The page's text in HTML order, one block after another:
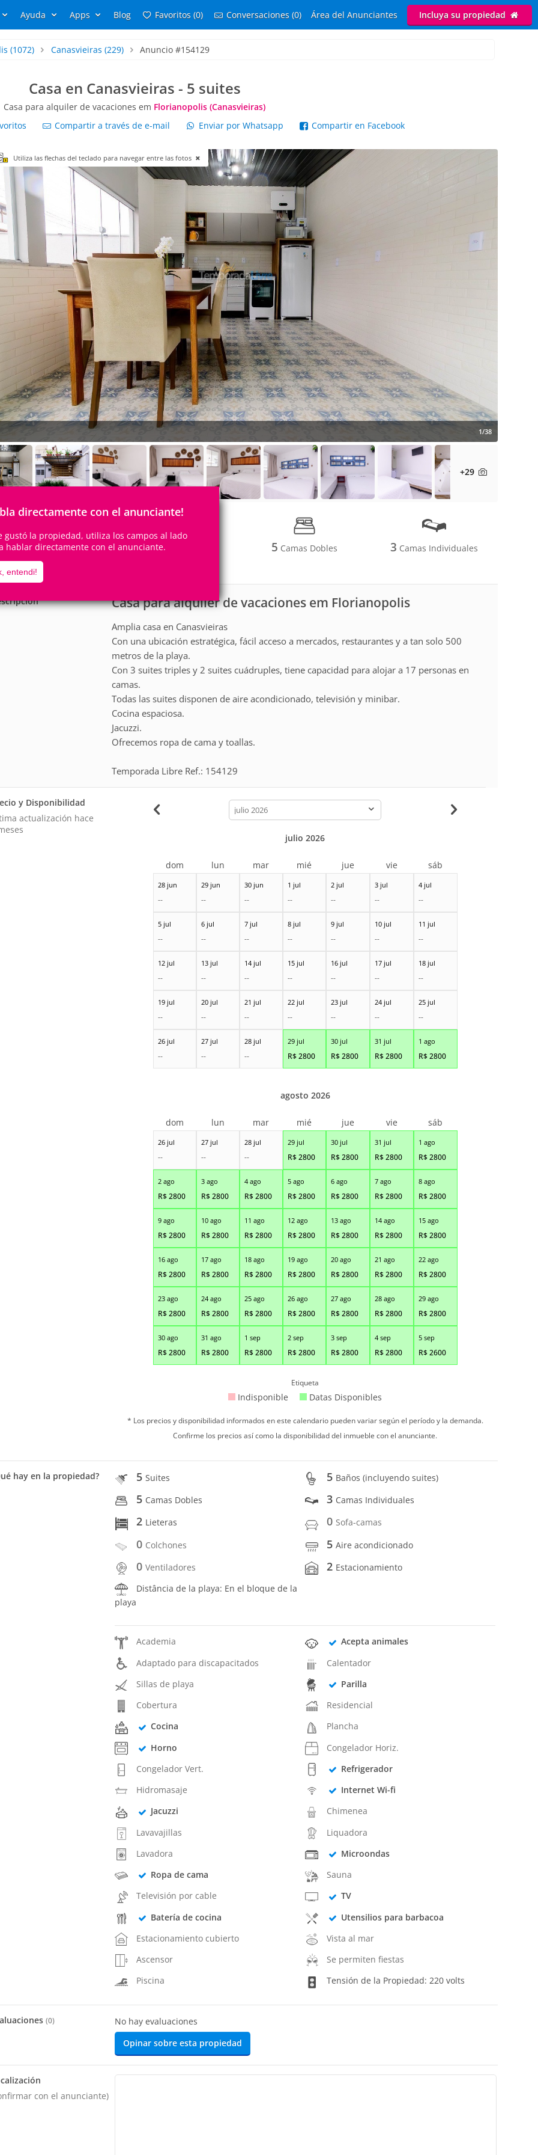
Ayuda Apps Blog Favoritos (0) Conversaciones (0) Área del Anunciantes Incluya su propiedad
(1072) Canasvieiras (229) Anuncio #154129
Casa en Canasvieiras - 5 suites
Casa para alquiler de vacaciones em Florianopolis (Canasvieiras)
Compartir a través de e-mail Enviar por Whatsapp Compartir en Facebook
directamente con el anunciante!
gustó la propiedad, utiliza los campos al lado
hablar directamente con el anunciante.
entendi!
Utiliza las flechas del teclado para navegar entre las fotos
1/38
+29
17Personas 5Cuartos 5 Camas Dobles 3 Camas Individuales
Casa para alquiler de vacaciones em Florianopolis
Amplia casa en Canasvieiras
Con una ubicación estratégica, fácil acceso a mercados, restaurantes y a tan solo 500
metros de la playa.
Con 3 suites triples y 2 suites cuádruples, tiene capacidad para alojar a 17 personas en
camas.
Todas las suites disponen de aire acondicionado, televisión y minibar.
Cocina espaciosa.
Jacuzzi.
Ofrecemos ropa de cama y toallas.
Temporada Libre Ref.: 154129
y Disponibilidad
actualización hace
calendar-
month
28 jun
--
29 jun
--
30 jun
--
1 jul
--
2 jul
--
3 jul
--
4 jul
--
5 jul
--
6 jul
--
7 jul
--
8 jul
--
9 jul
--
10 jul
--
11 jul
--
12 jul
--
13 jul
--
14 jul
--
15 jul
--
16 jul
--
17 jul
--
18 jul
--
19 jul
--
20 jul
--
21 jul
--
22 jul
--
23 jul
--
24 jul
--
25 jul
--
26 jul
--
27 jul
--
28 jul
--
29 jul
R$2800
30 jul
R$2800
31 jul
R$2800
1 ago
R$2800
julio 2026
dom lun mar mié jue vie sáb
26 jul
--
27 jul
--
28 jul
--
29 jul
R$2800
30 jul
R$2800
31 jul
R$2800
1 ago
R$2800
2 ago
R$2800
3 ago
R$2800
4 ago
R$2800
5 ago
R$2800
6 ago
R$2800
7 ago
R$2800
8 ago
R$2800
9 ago
R$2800
10 ago
R$2800
11 ago
R$2800
12 ago
R$2800
13 ago
R$2800
14 ago
R$2800
15 ago
R$2800
16 ago
R$2800
17 ago
R$2800
18 ago
R$2800
19 ago
R$2800
20 ago
R$2800
21 ago
R$2800
22 ago
R$2800
23 ago
R$2800
24 ago
R$2800
25 ago
R$2800
26 ago
R$2800
27 ago
R$2800
28 ago
R$2800
29 ago
R$2800
30 ago
R$2800
31 ago
R$2800
1 sep
R$2800
2 sep
R$2800
3 sep
R$2800
4 sep
R$2800
5 sep
R$2600
agosto 2026
dom lun mar mié jue vie sáb
Etiqueta
Indisponible Datas Disponibles
* Los precios y disponibilidad informados en este calendario pueden variar según el período y la demanda.
Confirme los precios así como la disponibilidad del inmueble con el anunciante.
hay en la propiedad? 5Suites 5 Baños (incluyendo suites)
5 Camas Dobles 3 Camas Individuales
2 Lieteras 0 Sofa-camas
0 Colchones 5Aire acondicionado
0Ventiladores 2 Estacionamiento
Distância de la playa: En el bloque de la
playa
Academia
Acepta animales
Adaptado para discapacitados
Calentador
Sillas de playa
Parilla
Cobertura
Residencial
Cocina
Plancha
Horno
Congelador Horiz.
Congelador Vert.
Refrigerador
Hidromasaje
Internet Wi-fi
Jacuzzi
Chimenea
Lavavajillas
Liquadora
Lavadora
Microondas
Ropa de cama
Sauna
Televisión por cable
TV
Batería de cocina
Utensilios para barbacoa
Estacionamiento cubierto
Vista al mar
Ascensor
Se permiten fiestas
Piscina
Tensión de la Propiedad: 220 volts
(0)
No hay evaluaciones
Opinar sobre esta propiedad
con el anunciante)